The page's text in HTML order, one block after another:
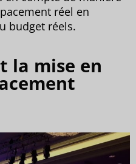
réel en
budget réels.
la mise en